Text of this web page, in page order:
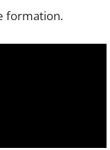
formation.